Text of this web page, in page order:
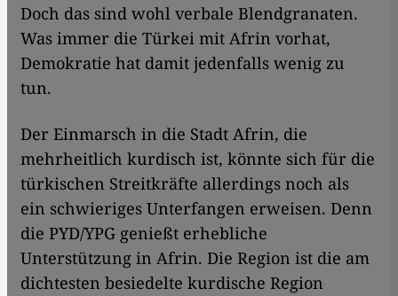
Doch das sind wohl verbale Blendgranaten.
Was immer die Türkei mit Afrin vorhat,
Demokratie hat damit jedenfalls wenig zu
tun.
Der Einmarsch in die Stadt Afrin, die
mehrheitlich kurdisch ist, könnte sich für die
türkischen Streitkräfte allerdings noch als
ein schwieriges Unterfangen erweisen. Denn
die PYD/YPG genießt erhebliche
Unterstützung in Afrin. Die Region ist die am
dichtesten besiedelte kurdische Region